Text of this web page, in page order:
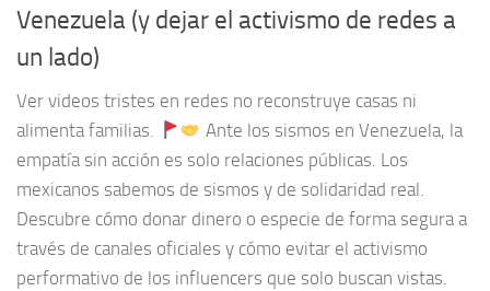
Venezuela (y dejar el activismo de redes a
un lado)
Ver videos tristes en redes no reconstruye casas ni
alimenta familias.
Ante los sismos en Venezuela, la
empatía sin acción es solo relaciones públicas. Los
mexicanos sabemos de sismos y de solidaridad real.
Descubre cómo donar dinero o especie de forma segura a
través de canales oficiales y cómo evitar el activismo
performativo de los influencers que solo buscan vistas.